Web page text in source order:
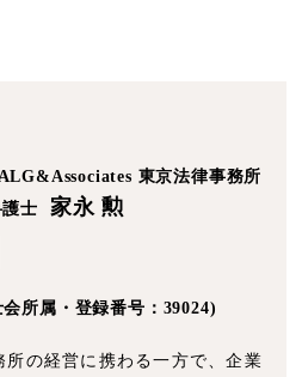
東京法律事務所
士
家永 勲
所属・登録番号：39024)
の経営に携わる一方で、企業